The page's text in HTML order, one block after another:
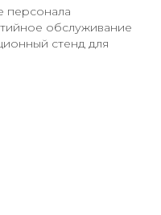
персонала
обслуживание
стенд для